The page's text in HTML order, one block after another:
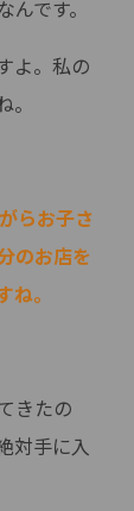
です。
よ。私の
らお子さ
のお店を
。
きたの
対手に入